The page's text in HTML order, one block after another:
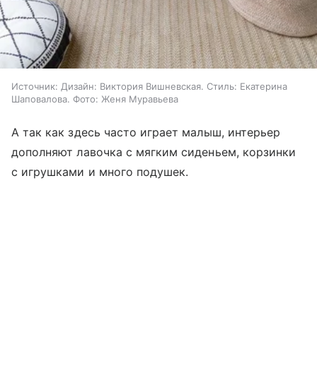
Источник: Дизайн: Виктория Вишневская. Стиль: Екатерина
Шаповалова. Фото: Женя Муравьева
А так как здесь часто играет малыш, интерьер
дополняют лавочка с мягким сиденьем, корзинки
с игрушками и много подушек.